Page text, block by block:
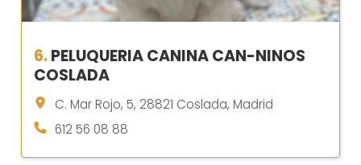
6.PELUQUERIA CANINA CAN-NINOS
COSLADA
C. Mar Rojo, 5, 28821 Coslada, Madrid
612 56 08 88